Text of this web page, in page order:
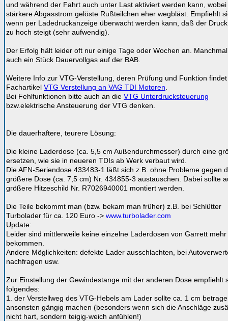
und während der Fahrt auch unter Last aktiviert werden kann,
stärkere Abgasstrom gelöste Rußteilchen eher wegbläst. Empfiehlt
wenn per Ladedruckanzeige überwacht werden kann, daß der
zu hoch steigt (sehr aufwendig).
Der Erfolg hält leider oft nur einige Tage oder Wochen an.
auch ein Stück Dauervollgas auf der BAB.
Weitere Info zur VTG-Verstellung, deren Prüfung und Funktion
Fachartikel VTG Verstellung an VAG TDI Motoren
Bei Fehlfunktionen bitte auch an die VTG Unterdrucksteuerung
bzw.elektrische Ansteuerung der VTG denken.
Die dauerhaftere, teurere Lösung:
Die kleine Laderdose (ca. 5,5 cm Außendurchmesser) durch eine
ersetzen, wie sie in neueren TDIs ab Werk verbaut wird.
Die AFN-Seriendose 433483-1 läßt sich z.B. ohne Probleme gegen
größere Dose (ca. 7,5 cm) Nr. 434855-3 austauschen. Dabei sollte
größere Hitzeschild Nr. R7026940001 montiert werden.
Die Teile bekommt man (bzw. bekam man früher) z.B. bei Schlütter
Turbolader für ca. 120 Euro -> www.turbolader.com
Update:
Leider sind mittlerweile keine einzelne Laderdosen von Garrett mehr
bekommen.
Andere Möglichkeiten: defekte Lader ausschlachten, bei
nachfragen usw.
Zur Einstellung der Gewindestange mit der anderen Dose empfiehlt
folgendes:
1. der Verstellweg des VTG-Hebels am Lader sollte ca. 1 cm
ansonsten gängig machen (besonders wenn sich die Anschläge
nicht hart, sondern teigig-weich anfühlen!)